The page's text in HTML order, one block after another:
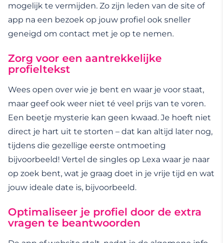
mogelijk te vermijden. Zo zijn leden van de site of
app na een bezoek op jouw profiel ook sneller
geneigd om contact met je op te nemen.
Zorg voor een aantrekkelijke
profieltekst
Wees open over wie je bent en waar je voor staat,
maar geef ook weer niet té veel prijs van te voren.
Een beetje mysterie kan geen kwaad. Je hoeft niet
direct je hart uit te storten – dat kan altijd later nog,
tijdens die gezellige eerste ontmoeting
bijvoorbeeld! Vertel de singles op Lexa waar je naar
op zoek bent, wat je graag doet in je vrije tijd en wat
jouw ideale date is, bijvoorbeeld.
Optimaliseer je profiel door de extra
vragen te beantwoorden